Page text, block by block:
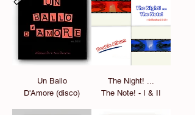
Un Ballo
D'Amore (disco)
The Night! ...
The Note! - I & II